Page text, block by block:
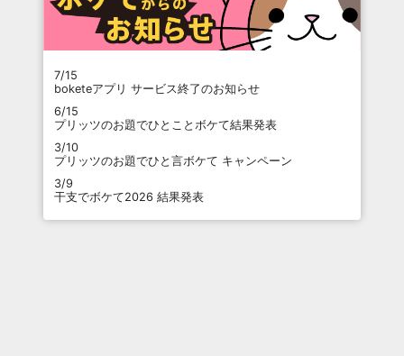
7/15
boketeアプリ サービス終了のお知らせ
6/15
プリッツのお題でひとことボケて結果発表
3/10
プリッツのお題でひと言ボケて キャンペーン
3/9
干支でボケて2026 結果発表